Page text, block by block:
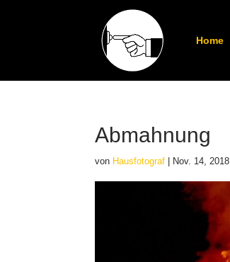
Home
Abmahnung
von Hausfotograf Nov. 14, 2018